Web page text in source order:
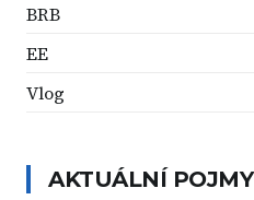
BRB
EE
Vlog
AKTUÁLNÍ POJMY